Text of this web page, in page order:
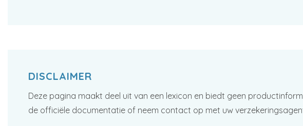
DISCLAIMER
Deze pagina maakt deel uit van een lexicon en biedt geen
de officiële documentatie of neem contact op met uw